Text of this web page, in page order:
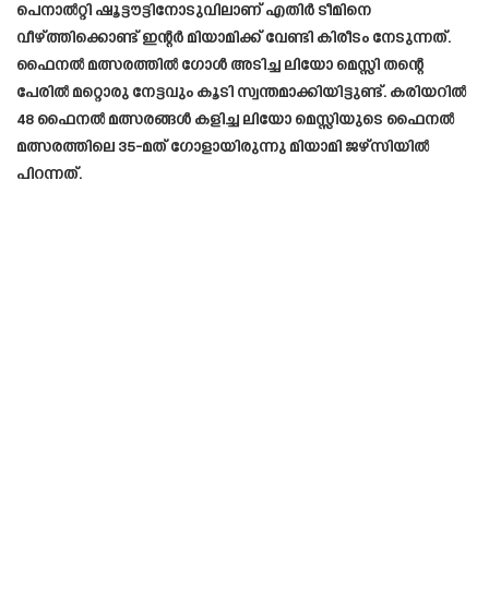
പെനാൽറ്റി ഷൂട്ടൗട്ടിനോടുവിലാണ് എതിർ ടീമിനെ
വീഴ്ത്തിക്കൊണ്ട് ഇന്റർ മിയാമിക്ക് വേണ്ടി കിരീടം നേടുന്നത്.
ഫൈനൽ മത്സരത്തിൽ ഗോൾ അടിച്ച ലിയോ മെസ്സി തന്റെ
പേരിൽ മറ്റൊരു നേട്ടവും കൂടി സ്വന്തമാക്കിയിട്ടുണ്ട്. കരിയറിൽ
48 ഫൈനൽ മത്സരങ്ങൾ കളിച്ച ലിയോ മെസ്സിയുടെ ഫൈനൽ
മത്സരത്തിലെ 35-മത് ഗോളായിരുന്നു മിയാമി ജഴ്സിയിൽ
പിറന്നത്.